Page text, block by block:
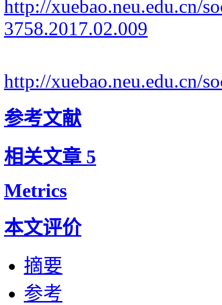
http://xuebao.neu.edu.cn/
3758.2017.02.009
http://xuebao.neu.edu.cn/
参考文献
相关文章 5
Metrics
本文评价
摘要
参考